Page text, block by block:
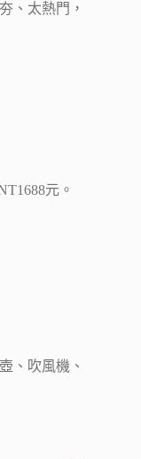
、太熱門，
元。
、吹風機、